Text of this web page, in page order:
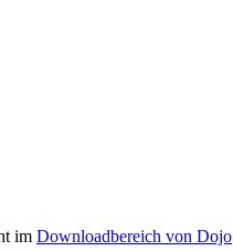
im Downloadbereich von Dojo